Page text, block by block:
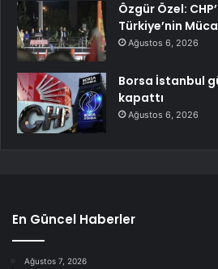
Özgür Özel:
Türkiye’nin
Ağustos 6, 2026
Borsa İstanbul
kapattı
Ağustos 6, 2026
En Güncel Haberler
Ağustos 7, 2026